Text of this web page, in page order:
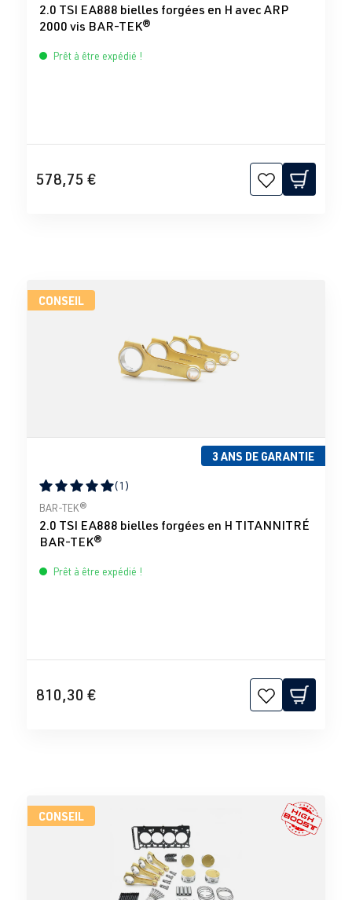
2.0 TSI EA888 bielles forgées en H avec ARP
2000 vis BAR-TEK®
Prêt à être expédié !
578,75 €
CONSEIL
3 ANS DE GARANTIE
Note moyenne de 5 sur 5 étoiles
(1)
BAR-TEK®
2.0 TSI EA888 bielles forgées en H TITANNITRÉ
BAR-TEK®
Prêt à être expédié !
810,30 €
CONSEIL